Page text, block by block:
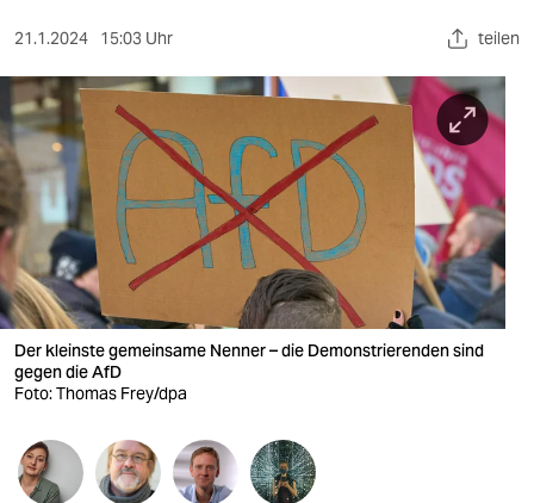
sport
berlin
nord
wahrheit
verlag
verlag
veranstaltungen
fragen & hilfe
21.1.2024 15:03 Uhr teilen
Der kleinste gemeinsame Nenner – die Demonstrierenden sind
gegen die AfD
Foto: Thomas Frey/dpa